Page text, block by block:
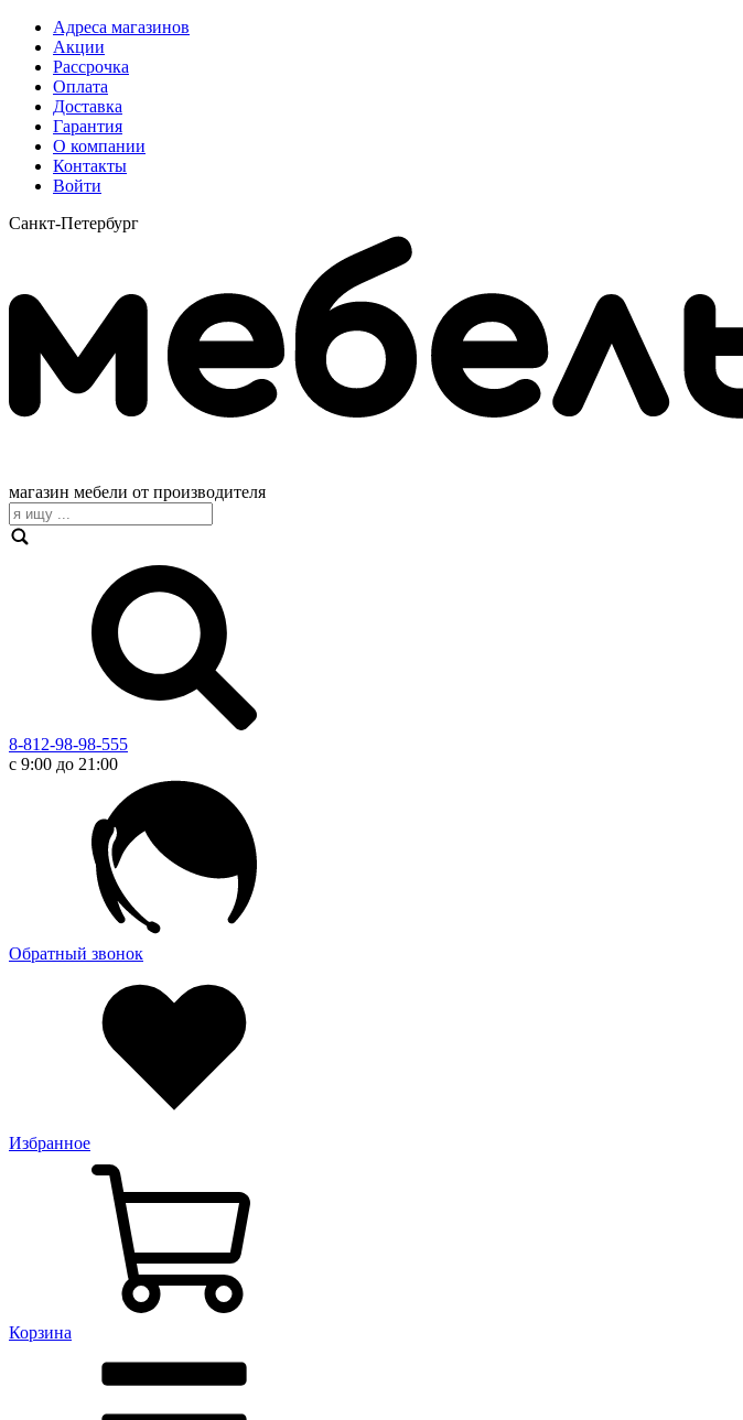
Адреса магазинов
Акции
Рассрочка
Оплата
Доставка
Гарантия
О компании
Контакты
Войти
Санкт-Петербург
магазин мебели от производителя
8-812-98-98-555
с 9:00 до 21:00
Обратный звонок
Избранное
Корзина